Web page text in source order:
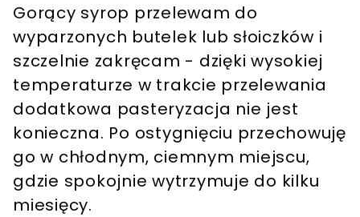
Gorący syrop przelewam do
wyparzonych butelek lub słoiczków i
szczelnie zakręcam - dzięki wysokiej
temperaturze w trakcie przelewania
dodatkowa pasteryzacja nie jest
konieczna. Po ostygnięciu przechowuję
go w chłodnym, ciemnym miejscu,
gdzie spokojnie wytrzymuje do kilku
miesięcy.